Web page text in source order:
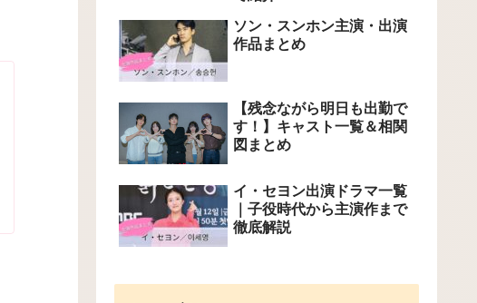
ソン・スンホン主演・出演
作品まとめ
【残念ながら明日も出勤で
す！】キャスト一覧＆相関
図まとめ
イ・セヨン出演ドラマ一覧
｜子役時代から主演作まで
徹底解説